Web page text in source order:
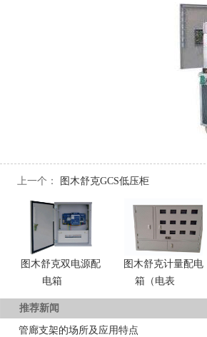
上一个： 图木舒克GCS低压柜
图木舒克双电源配
电箱
图木舒克计量配电
箱（电表
推荐新闻
管廊支架的场所及应用特点